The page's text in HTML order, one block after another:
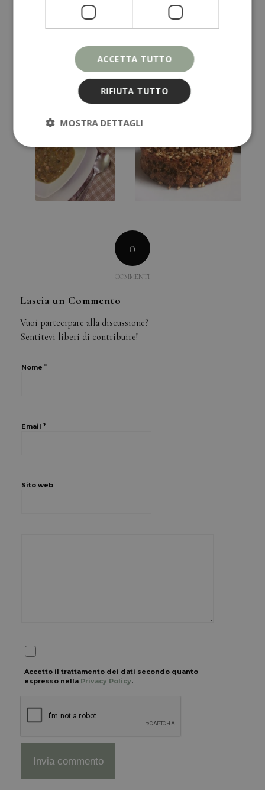
0
COMMENTI
Lascia un Commento
Vuoi partecipare alla discussione?
Sentitevi liberi di contribuire!
Nome *
Email *
Sito web
Accetto il trattamento dei dati secondo quanto
espresso nella Privacy Policy.
ACCETTA TUTTO
RIFIUTA TUTTO
MOSTRA DETTAGLI